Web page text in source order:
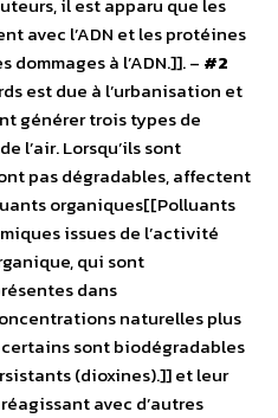
il est apparu que les
avec l’ADN et les protéines
à l’ADN.]]. – #2
est due à l’urbanisation et
générer trois types de
l’air. Lorsqu’ils sont
pas dégradables, affectent
organiques[[Polluants
issues de l’activité
qui sont
dans
naturelles plus
sont biodégradables
(dioxines).]] et leur
avec d’autres